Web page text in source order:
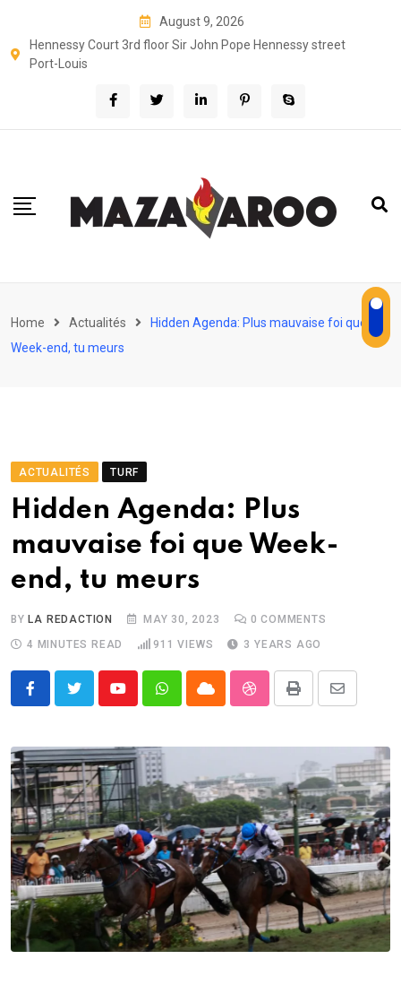
content
August 9, 2026
Hennessy Court 3rd floor Sir John Pope Hennessy street
Port-Louis
Home Actualités
Hidden Agenda: Plus mauvaise foi que
Week-end, tu meurs
ACTUALITÉS TURF
Hidden Agenda: Plus
mauvaise foi que Week-
end, tu meurs
BYLA REDACTION MAY 30, 2023 0 COMMENTS
4 MINUTES READ
911 VIEWS 3 YEARS AGO
YoutubeWhatsappCloud StumbleUpon
Print
Share
Email